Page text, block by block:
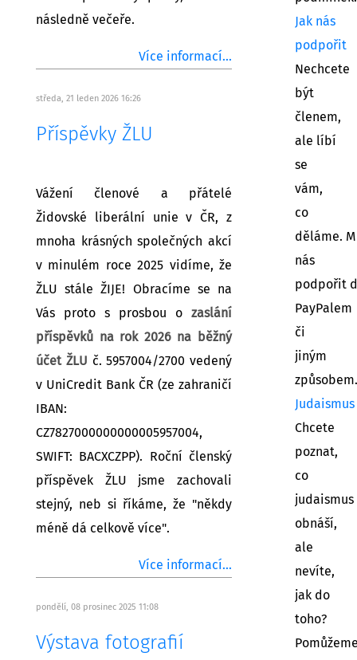
následně večeře.
Více informací...
středa, 21 leden 2026 16:26
Příspěvky ŽLU
Vážení členové a přátelé
Židovské liberální unie v ČR, z
mnoha krásných společných akcí
v minulém roce 2025 vidíme, že
ŽLU stále ŽIJE! Obracíme se na
Vás proto s prosbou o zaslání
příspěvků na rok 2026 na běžný
účet ŽLU č. 5957004/2700 vedený
v UniCredit Bank ČR (ze zahraničí
IBAN:
CZ7827000000000005957004,
SWIFT: BACXCZPP). Roční členský
příspěvek ŽLU jsme zachovali
stejný, neb si říkáme, že "někdy
méně dá celkově více".
Více informací...
pondělí, 08 prosinec 2025 11:08
Výstava fotografií
Jak nás
podpořit
Nechcete
být
členem,
ale líbí
se
vám,
co
děláme.
nás
podpořit
PayPalem
či
jiným
způsobem.
Judaismus
Chcete
poznat,
co
judaismus
obnáší,
ale
nevíte,
jak do
toho?